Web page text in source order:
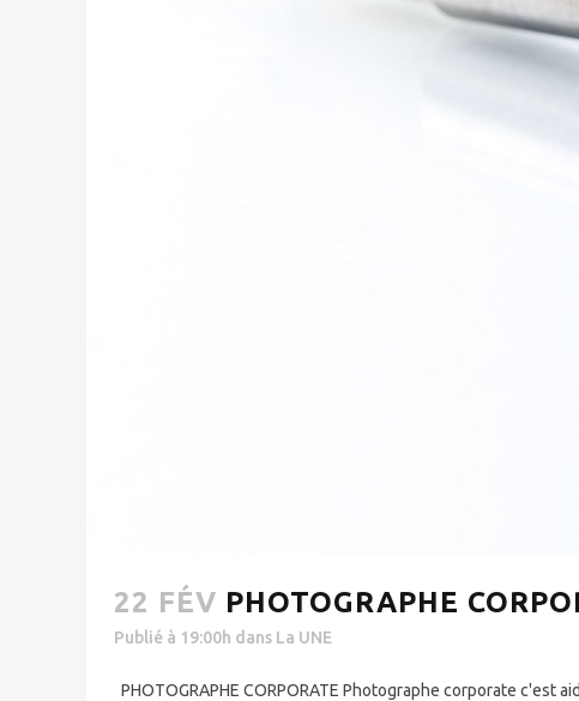
22 FÉV PHOTOGRAPHE
Publié à 19:00h dans La UNE
PHOTOGRAPHE CORPORATE Photographe corporate